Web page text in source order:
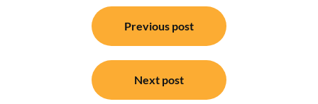
Previous post
Next post